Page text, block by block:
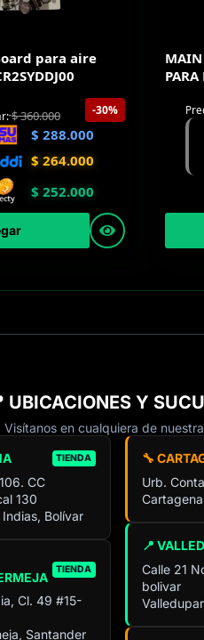
para aire
-30%
$360.000
$ 288.000
$ 264.000
$ 252.000
MAIN
PARA
UBICACIONES Y
Visítanos en cualquiera de
TIENDA
CC
130
Bolívar
TIENDA
Cl. 49 #15-
Santander
🔧
Urb.
📍
Calle 21
bolivar